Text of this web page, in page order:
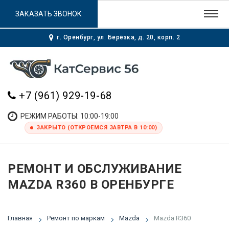
г. Оренбург, ул. Берёзка, д. 20, корп. 2
+7 (961) 929-19-68
РЕЖИМ РАБОТЫ: 10:00-19:00
ЗАКРЫТО (ОТКРОЕМСЯ ЗАВТРА В 10:00)
ЗАКАЗАТЬ ЗВОНОК
РЕМОНТ И ОБСЛУЖИВАНИЕ
MAZDA R360 В ОРЕНБУРГЕ
Главная Ремонт по маркам Mazda Mazda R360